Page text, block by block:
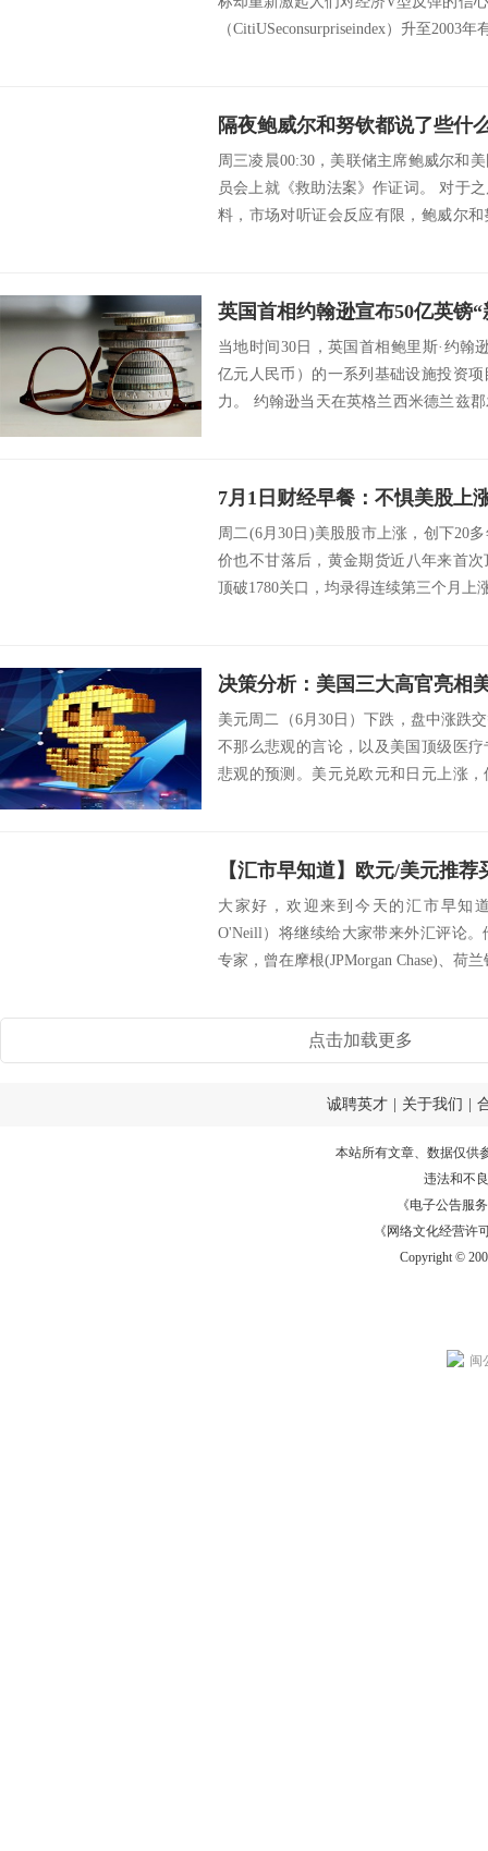
（CitiUSeconsurpriseindex）升至2003年
隔夜鲍威尔和努钦都说了些什
周三凌晨00:30，美联储主席鲍威尔和
员会上就《救助法案》作证词。 对于
料，市场对听证会反应有限，鲍威尔
英国首相约翰逊宣布50亿英镑“
当地时间30日，英国首相鲍里斯·约翰
亿元人民币）的一系列基础设施投资
力。 约翰逊当天在英格兰西米德兰兹
周二(6月30日)美股股市上涨，创下20
价也不甘落后，黄金期货近八年来首
顶破1780关口，均录得连续第三个月上
决策分析：美国三大高官亮相
美元周二（6月30日）下跌，盘中涨跌
不那么悲观的言论，以及美国顶级医
悲观的预测。美元兑欧元和日元上涨
大家好，欢迎来到今天的汇市早知
O'Neill）将继续给大家带来外汇评论
专家，曾在摩根(JPMorgan Chase)、荷
点击加载更多
诚聘英才 关于我们
本站所有文章、数据仅供
违法和不
《电子公告服务
《网络文化经营许
Copyright ©
闽